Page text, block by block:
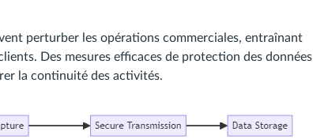
perturber les opérations commerciales, entraînant
Des mesures efficaces de protection des données
la continuité des activités.